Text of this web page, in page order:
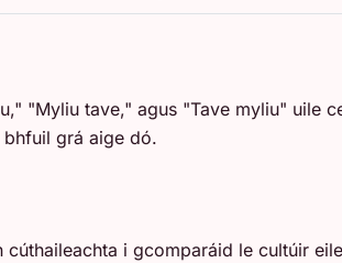
"Myliu tave," agus "Tave myliu" uile
grá aige dó.
i gcomparáid le cultúir